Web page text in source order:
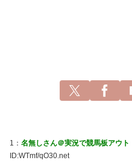
1： 名無しさん＠実況で競馬板アウト
ID:WTmf/qO30.net